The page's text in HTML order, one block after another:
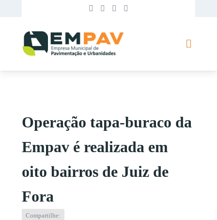
Operação tapa-buraco da
Empav é realizada em
oito bairros de Juiz de
Fora
Compartilhe: